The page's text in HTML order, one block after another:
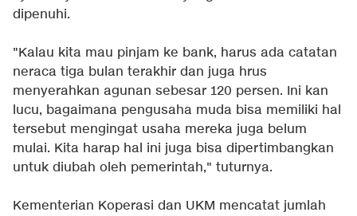
dipenuhi.
"Kalau kita mau pinjam ke bank, harus ada catatan
neraca tiga bulan terakhir dan juga hrus
menyerahkan agunan sebesar 120 persen. Ini kan
lucu, bagaimana pengusaha muda bisa memiliki hal
tersebut mengingat usaha mereka juga belum
mulai. Kita harap hal ini juga bisa dipertimbangkan
untuk diubah oleh pemerintah," tuturnya.
Kementerian Koperasi dan UKM mencatat jumlah